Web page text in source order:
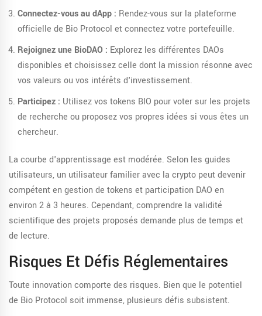
Connectez-vous au dApp : Rendez-vous sur la plateforme
officielle de Bio Protocol et connectez votre portefeuille.
Rejoignez une BioDAO : Explorez les différentes DAOs
disponibles et choisissez celle dont la mission résonne avec
vos valeurs ou vos intérêts d'investissement.
Participez : Utilisez vos tokens BIO pour voter sur les projets
de recherche ou proposez vos propres idées si vous êtes un
chercheur.
La courbe d'apprentissage est modérée. Selon les guides
utilisateurs, un utilisateur familier avec la crypto peut devenir
compétent en gestion de tokens et participation DAO en
environ 2 à 3 heures. Cependant, comprendre la validité
scientifique des projets proposés demande plus de temps et
de lecture.
Risques Et Défis Réglementaires
Toute innovation comporte des risques. Bien que le potentiel
de Bio Protocol soit immense, plusieurs défis subsistent.